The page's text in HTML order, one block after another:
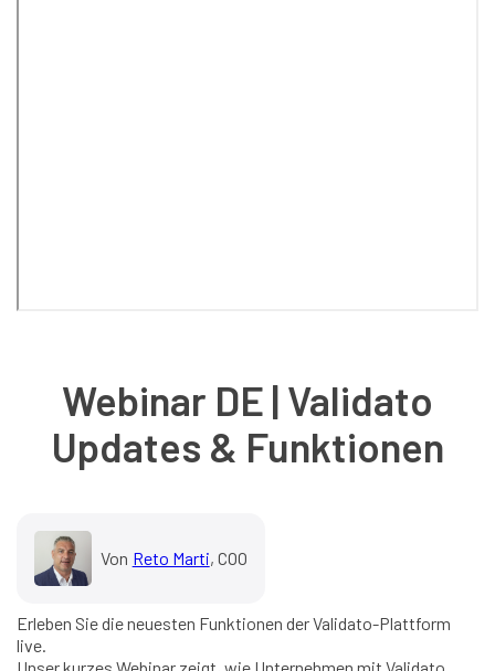
Webinar DE | Validato
Updates & Funktionen
Von Reto Marti, COO
Erleben Sie die neuesten Funktionen der Validato-Plattform
live.